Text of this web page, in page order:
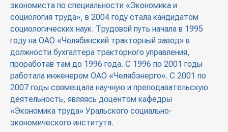
экономиста по специальности «Экономика и
социология труда», в 2004 году стала кандидатом
социологических наук. Трудовой путь начала в 1995
году на ОАО «Челябинский тракторный завод» в
должности бухгалтера тракторного управления,
проработав там до 1996 года. С 1996 по 2001 годы
работала инженером ОАО «Челябэнерго». С 2001 по
2007 годы совмещала научную и преподавательскую
деятельность, являясь доцентом кафедры
«Экономика труда» Уральского социально-
экономического института.